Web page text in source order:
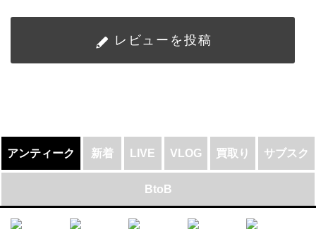
レビューを投稿
アンティーク 新着 LIVE VLOG 買取り サブスク
BtoB